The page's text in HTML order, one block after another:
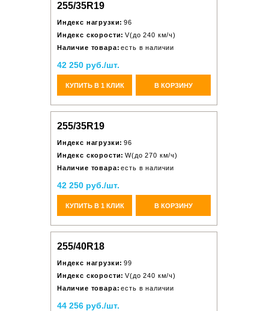
255/35R19
Индекс нагрузки: 96
Индекс скорости: V(до 240 км/ч)
Наличие товара: есть в наличии
42 250 руб./шт.
КУПИТЬ В 1 КЛИК В КОРЗИНУ
255/35R19
Индекс нагрузки: 96
Индекс скорости: W(до 270 км/ч)
Наличие товара: есть в наличии
42 250 руб./шт.
КУПИТЬ В 1 КЛИК В КОРЗИНУ
255/40R18
Индекс нагрузки: 99
Индекс скорости: V(до 240 км/ч)
Наличие товара: есть в наличии
44 256 руб./шт.